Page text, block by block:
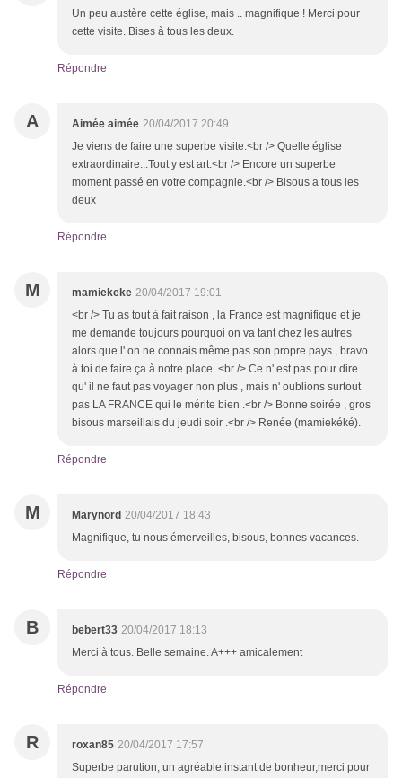
Un peu austère cette église, mais .. magnifique ! Merci pour
cette visite. Bises à tous les deux.
Répondre
A Aimée aimée 20/04/2017 20:49
Je viens de faire une superbe visite.<br /> Quelle église
extraordinaire...Tout y est art.<br /> Encore un superbe
moment passé en votre compagnie.<br /> Bisous a tous les
deux
Répondre
M mamiekeke 20/04/2017 19:01
<br /> Tu as tout à fait raison , la France est magnifique et je
me demande toujours pourquoi on va tant chez les autres
alors que l' on ne connais même pas son propre pays , bravo
à toi de faire ça à notre place .<br /> Ce n' est pas pour dire
qu' il ne faut pas voyager non plus , mais n' oublions surtout
pas LA FRANCE qui le mérite bien .<br /> Bonne soirée , gros
bisous marseillais du jeudi soir .<br /> Renée (mamiekéké).
Répondre
M Marynord 20/04/2017 18:43
Magnifique, tu nous émerveilles, bisous, bonnes vacances.
Répondre
B bebert33 20/04/2017 18:13
Merci à tous. Belle semaine. A+++ amicalement
Répondre
R roxan85 20/04/2017 17:57
Superbe parution, un agréable instant de bonheur,merci pour